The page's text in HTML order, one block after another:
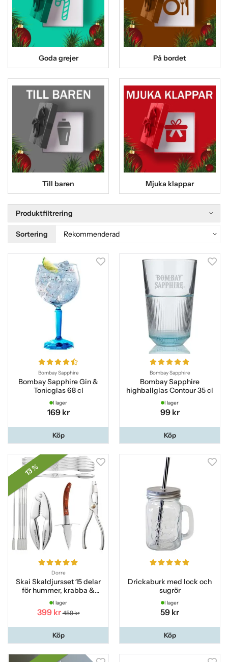
Goda grejer På bordet
Till baren Mjuka klappar
Produktfiltrering
Sortering
Bombay Sapphire
Bombay Sapphire Gin &
Tonicglas 68 cl
I lager
169 kr
Köp
Bombay Sapphire
Bombay Sapphire
highballglas Contour 35 cl
I lager
99 kr
Köp
13 %
Dorre
Skai Skaldjursset 15 delar
för hummer, krabba &
kräftor
I lager
399 kr 459 kr
Köp
Drickaburk med lock och
sugrör
I lager
59 kr
Köp